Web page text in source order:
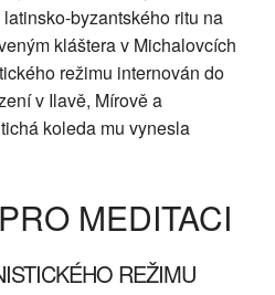
byzantského ritu na
kláštera v Michalovcích
režimu internován do
v Ilavě, Mírově a
koleda mu vynesla
MEDITACI
REŽIMU